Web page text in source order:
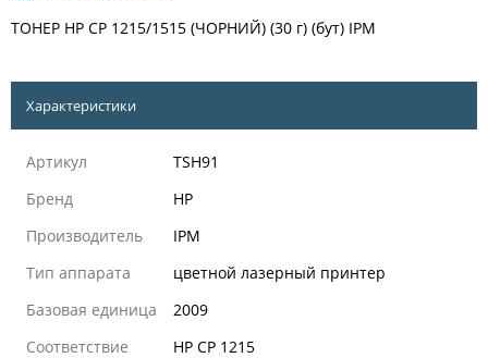
ТОНЕР HP CP 1215/1515 (ЧОРНИЙ) (30 г) (бут) IPM
Характеристики
Артикул
TSH91
Бренд
HP
Производитель
IPM
Тип аппарата
цветной лазерный принтер
Базовая единица
2009
Соответствие
HP CP 1215